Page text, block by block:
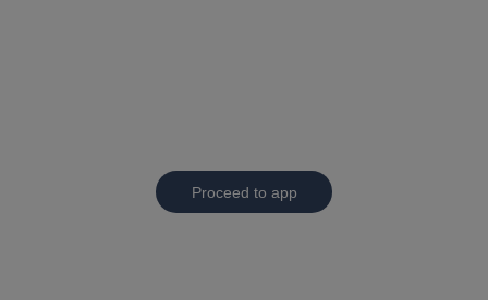
Proceed to app